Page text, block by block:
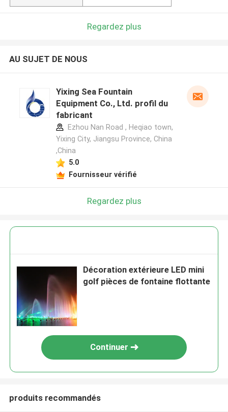
Regardez plus
AU SUJET DE NOUS
Yixing Sea Fountain
Equipment Co., Ltd. profil du
fabricant
Ezhou Nan Road , Heqiao town,
Yixing City, Jiangsu Province, China
,China
5.0
Fournisseur vérifié
Regardez plus
Décoration extérieure LED mini
golf pièces de fontaine flottante
Continuer
produits recommandés